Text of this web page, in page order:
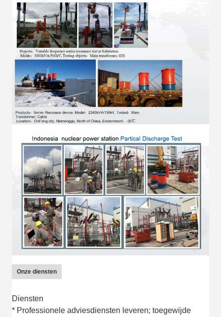
Onze diensten
Diensten
* Professionele adviesdiensten leveren; toegewijde